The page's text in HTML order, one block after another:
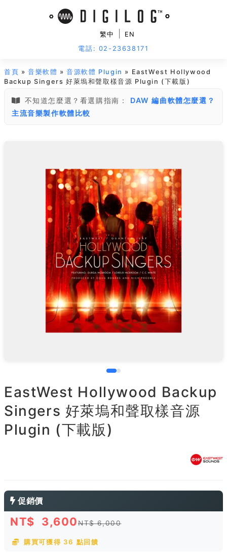
繁中
EN
電話: 02-23638171
首頁 »音樂軟體 »音源軟體 Plugin » EastWest Hollywood
Backup Singers 好萊塢和聲取樣音源 Plugin (下載版)
不知道怎麼選？看選購指南：
DAW 編曲軟體怎麼選？
主流音樂製作軟體比較
EastWest Hollywood Backup
Singers 好萊塢和聲取樣音源
Plugin (下載版)
促銷價
NT$ 3,600NT$ 6,000
購買可獲得 36 點回饋